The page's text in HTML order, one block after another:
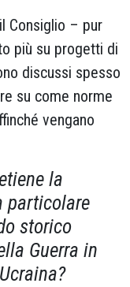
Consiglio – pur
più su progetti di
discussi spesso
su come norme
vengano
la
particolare
storico
Guerra in